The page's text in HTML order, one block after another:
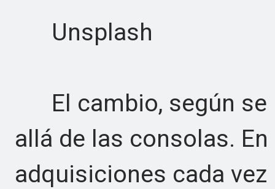
Unsplash
El cambio, según se
allá de las consolas.
adquisiciones cada